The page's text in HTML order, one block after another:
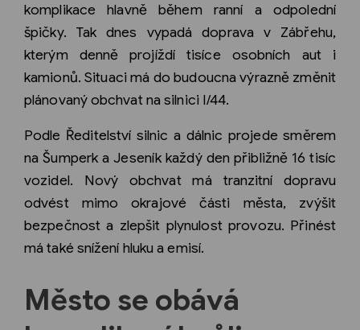
komplikace hlavně během ranní a odpolední
špičky. Tak dnes vypadá doprava v Zábřehu,
kterým denně projíždí tisíce osobních aut i
kamionů. Situaci má do budoucna výrazně změnit
plánovaný obchvat na silnici I/44.
Podle Ředitelství silnic a dálnic projede směrem
na Šumperk a Jeseník každý den přibližně 16 tisíc
vozidel. Nový obchvat má tranzitní dopravu
odvést mimo okrajové části města, zvýšit
bezpečnost a zlepšit plynulost provozu. Přinést
má také snížení hluku a emisí.
Město se obává